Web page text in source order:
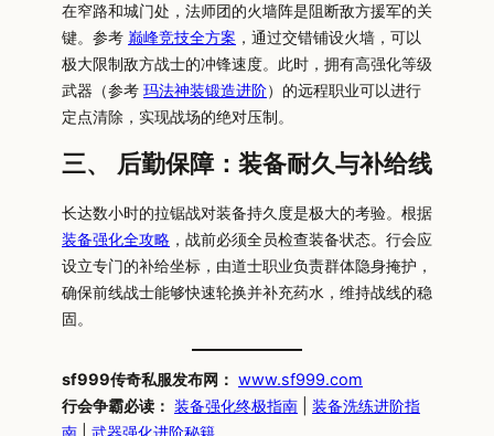
在窄路和城门处，法师团的火墙阵是阻断敌方援军的关
键。参考 巅峰竞技全方案 ，通过交错铺设火墙，可以
极大限制敌方战士的冲锋速度。此时，拥有高强化等级
武器（参考 玛法神装锻造进阶）的远程职业可以进行
定点清除，实现战场的绝对压制。
三、 后勤保障：装备耐久与补给线
长达数小时的拉锯战对装备持久度是极大的考验。根据
装备强化全攻略 ，战前必须全员检查装备状态。行会应
设立专门的补给坐标，由道士职业负责群体隐身掩护，
确保前线战士能够快速轮换并补充药水，维持战线的稳
固。
sf999传奇私服发布网： www.sf999.com
行会争霸必读： 装备强化终极指南
装备洗练进阶指
南
武器强化进阶秘籍